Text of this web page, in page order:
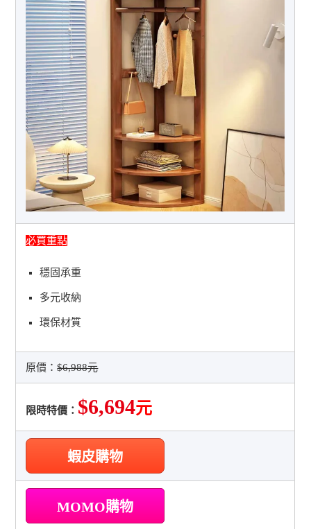
必買重點
穩固承重
多元收納
環保材質
原價：$6,988元
限時特價： $6,694元
蝦皮購物
MOMO購物